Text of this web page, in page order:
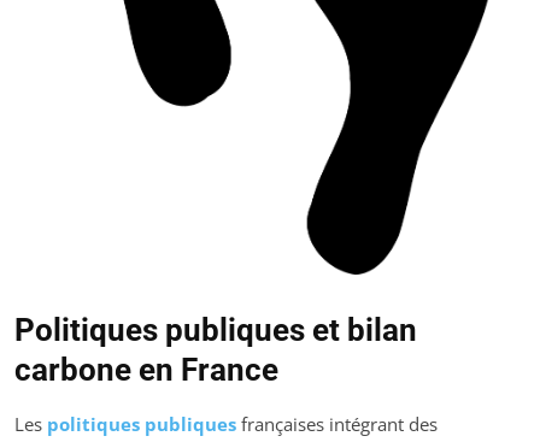
Politiques publiques et bilan
carbone en France
Les politiques publiques françaises intégrant des